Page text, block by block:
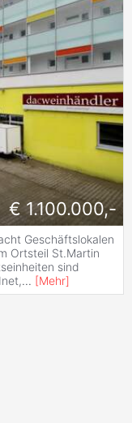
€ 1.100.000,-
Geschäftslokalen
Ortsteil St.Martin
sind
... [Mehr]